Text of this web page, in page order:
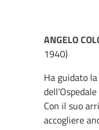
ANGELO
1940)
Ha guidato
Con il suo
accogliere